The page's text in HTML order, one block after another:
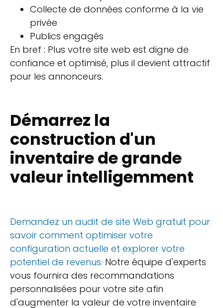
Collecte de données conforme à la vie
privée
Publics engagés
En bref : Plus votre site web est digne de
confiance et optimisé, plus il devient attractif
pour les annonceurs.
Démarrez la
construction d'un
inventaire de grande
valeur intelligemment
Demandez un audit de site Web gratuit pour
savoir comment optimiser votre
configuration actuelle et explorer votre
potentiel de revenus. Notre équipe d'experts
vous fournira des recommandations
personnalisées pour votre site afin
d'augmenter la valeur de votre inventaire